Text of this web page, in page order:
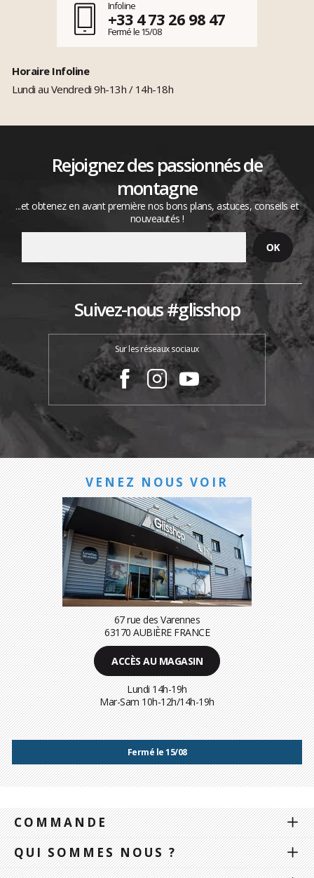
Infoline
+33 4 73 26 98 47
Fermé le 15/08
Horaire Infoline
Lundi au Vendredi 9h-13h / 14h-18h
Rejoignez des passionnés de
montagne
...et obtenez en avant première nos bons plans, astuces, conseils et
nouveautés !
Suivez-nous #glisshop
Sur les réseaux sociaux
VENEZ NOUS VOIR
67 rue des Varennes
63170 AUBIÈRE FRANCE
ACCÈS AU MAGASIN
Lundi 14h-19h
Mar-Sam 10h-12h/14h-19h
Fermé le 15/08
COMMANDE
QUI SOMMES NOUS ?